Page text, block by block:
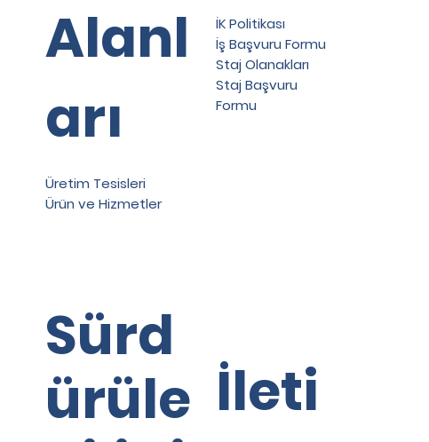
İK Politikası
İş Başvuru Formu
Staj Olanakları
Staj Başvuru
Formu
Alanl
arı
Üretim Tesisleri
Ürün ve Hizmetler
İleti
Sürd
ürüle